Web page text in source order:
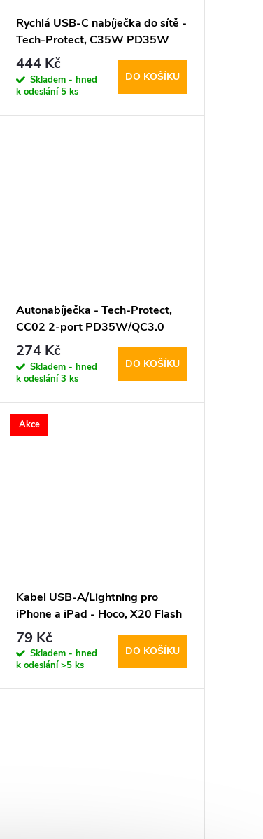
Rychlá USB-C nabíječka do sítě -
Tech-Protect, C35W PD35W
White
444 Kč
Skladem - hned
k odeslání 5 ks
DO KOŠÍKU
Autonabíječka - Tech-Protect,
CC02 2-port PD35W/QC3.0
274 Kč
Skladem - hned
k odeslání3 ks
DO KOŠÍKU
Akce
Kabel USB-A/Lightning pro
iPhone a iPad - Hoco, X20 Flash
Black
79 Kč
Skladem - hned
k odeslání>5 ks
DO KOŠÍKU